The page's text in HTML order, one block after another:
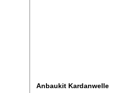
Anbaukit Kardanwelle